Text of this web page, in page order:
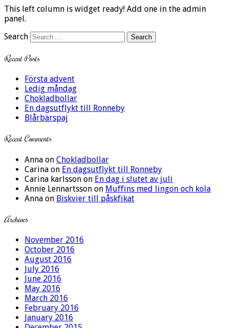
This left column is widget ready! Add one in the admin
panel.
Search
Recent Posts
Första advent
Ledig måndag
Chokladbollar
En dagsutflykt till Ronneby
Blårbärspaj
Recent Comments
Anna on Chokladbollar
Carina on En dagsutflykt till Ronneby
Carina karlsson on En dag i slutet av juli
Annie Lennartsson on Muffins med lingon och kola
Anna on Biskvier till påskfikat
Archives
November 2016
October 2016
August 2016
July 2016
June 2016
May 2016
March 2016
February 2016
January 2016